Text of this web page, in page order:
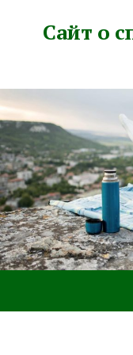
Сайт о